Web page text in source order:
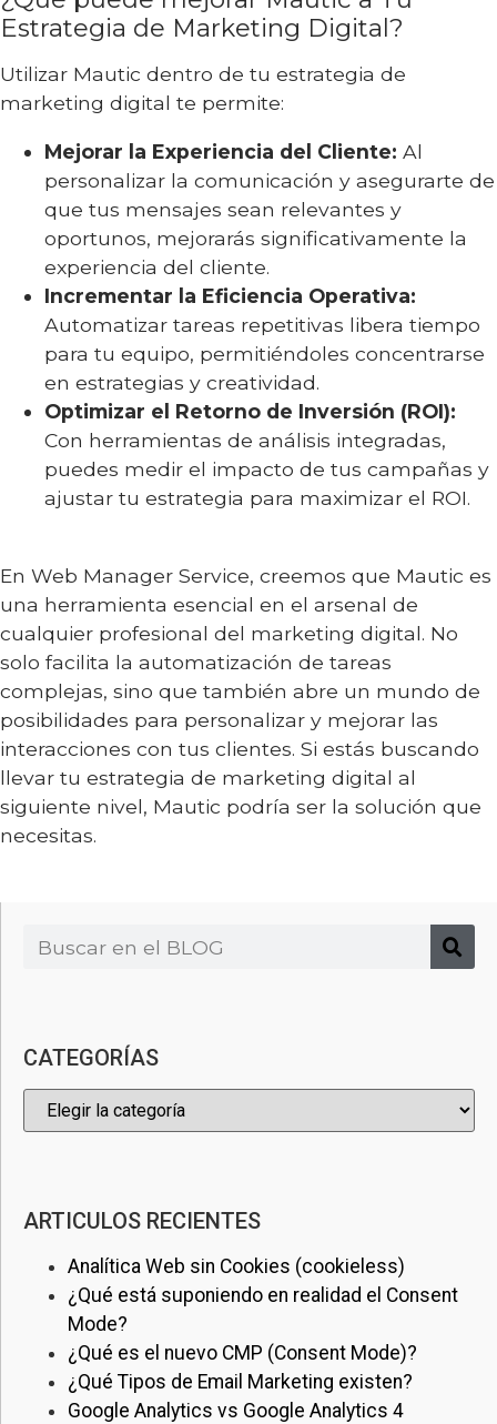
Estrategia de Marketing Digital?
Utilizar Mautic dentro de tu estrategia de
marketing digital te permite:
Mejorar la Experiencia del Cliente: Al
personalizar la comunicación y asegurarte de
que tus mensajes sean relevantes y
oportunos, mejorarás significativamente la
experiencia del cliente.
Incrementar la Eficiencia Operativa:
Automatizar tareas repetitivas libera tiempo
para tu equipo, permitiéndoles concentrarse
en estrategias y creatividad.
Optimizar el Retorno de Inversión (ROI):
Con herramientas de análisis integradas,
puedes medir el impacto de tus campañas y
ajustar tu estrategia para maximizar el ROI.
En Web Manager Service, creemos que Mautic es
una herramienta esencial en el arsenal de
cualquier profesional del marketing digital. No
solo facilita la automatización de tareas
complejas, sino que también abre un mundo de
posibilidades para personalizar y mejorar las
interacciones con tus clientes. Si estás buscando
llevar tu estrategia de marketing digital al
siguiente nivel, Mautic podría ser la solución que
necesitas.
CATEGORÍAS
ARTICULOS RECIENTES
Analítica Web sin Cookies (cookieless)
¿Qué está suponiendo en realidad el Consent
Mode?
¿Qué es el nuevo CMP (Consent Mode)?
¿Qué Tipos de Email Marketing existen?
Google Analytics vs Google Analytics 4